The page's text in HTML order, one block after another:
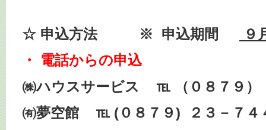
☆ 申込方法 ※ 申込期間
９
・ 電話からの申込
㈱ハウスサービス ℡ （０８７９）
㈲夢空館 ℡ (０８７９) ２３－７４